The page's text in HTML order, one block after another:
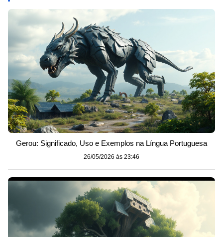
Gerou: Significado, Uso e Exemplos na Língua Portuguesa
26/05/2026 às 23:46